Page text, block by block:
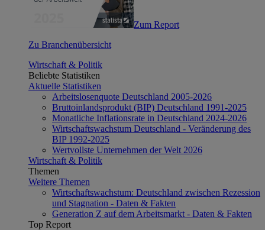
Zum Report
Zu Branchenübersicht
Wirtschaft & Politik
Beliebte Statistiken
Aktuelle Statistiken
Arbeitslosenquote Deutschland 2005-2026
Bruttoinlandsprodukt (BIP) Deutschland 1991-2025
Monatliche Inflationsrate in Deutschland 2024-2026
Wirtschaftswachstum Deutschland - Veränderung des
BIP 1992-2025
Wertvollste Unternehmen der Welt 2026
Wirtschaft & Politik
Themen
Weitere Themen
Wirtschaftswachstum: Deutschland zwischen Rezession
und Stagnation - Daten & Fakten
Generation Z auf dem Arbeitsmarkt - Daten & Fakten
Top Report